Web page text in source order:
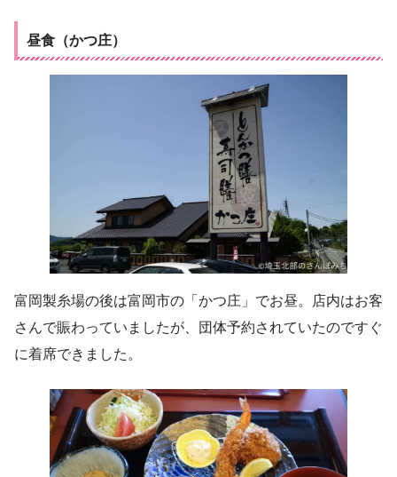
昼食（かつ庄）
富岡製糸場の後は富岡市の「かつ庄」でお昼。店内はお客
さんで賑わっていましたが、団体予約されていたのですぐ
に着席できました。